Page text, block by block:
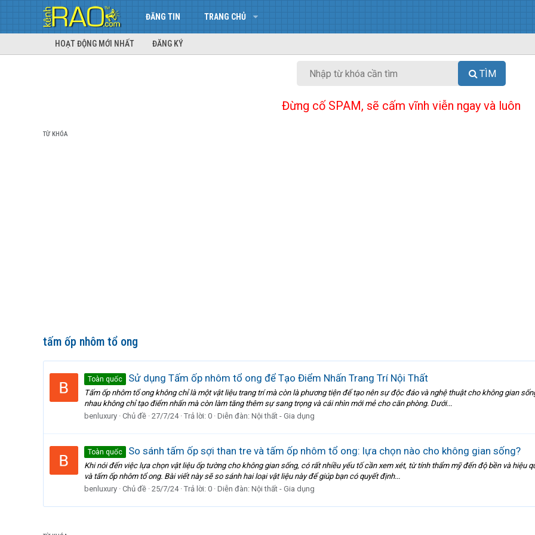
ĐĂNG TIN TRANG CHỦ
HOẠT ĐỘNG MỚI NHẤT ĐĂNG KÝ
TÌM
Đừng cố SPAM, sẽ cấm vĩnh viễn ngay và luôn
TỪ KHÓA
tấm ốp nhôm tổ ong
Toàn quốc Sử dụng Tấm ốp nhôm tổ ong để Tạo Điểm Nhấn Trang Trí Nội Thất
Tấm ốp nhôm tổ ong không chỉ là một vật liệu trang trí mà còn là phương tiện để tạo nên sự độc đáo và nghệ thuật cho không gian
nhau không chỉ tạo điểm nhấn mà còn làm tăng thêm sự sang trọng và cái nhìn mới mẻ cho căn phòng. Dưới...
benluxury Chủ đề 27/7/24 Trả lời: 0 Diễn đàn: Nội thất - Gia dụng
Toàn quốc So sánh tấm ốp sợi than tre và tấm ốp nhôm tổ ong: lựa chọn nào cho không gian sống?
Khi nói đến việc lựa chọn vật liệu ốp tường cho không gian sống, có rất nhiều yếu tố cần xem xét, từ tính thẩm mỹ đến độ bền và hiệu
và tấm ốp nhôm tổ ong. Bài viết này sẽ so sánh hai loại vật liệu này để giúp bạn có quyết định...
benluxury Chủ đề 25/7/24 Trả lời: 0 Diễn đàn: Nội thất - Gia dụng